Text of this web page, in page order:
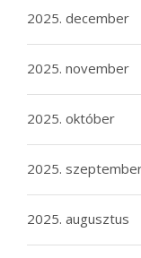
2025. december
2025. november
2025. október
2025.
2025. augusztus